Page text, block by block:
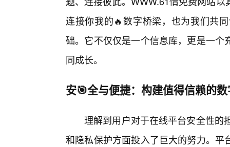
连接你我的🔥数字桥梁，也为我们共
础。它不仅仅是一个信息库，更是一
同成长。
安🎯全与便捷：构建值得信赖的
理解到用户对于在线平台安全性的
和隐私保护方面投入了巨大的努力。